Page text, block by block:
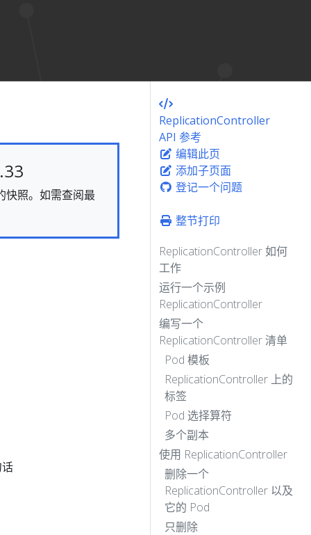
快照。如需查阅最
ReplicationController
API 参考
编辑此页
添加子页面
登记一个问题
整节打印
ReplicationController 如何
工作
运行一个示例
ReplicationController
编写一个
ReplicationController 清单
Pod 模板
ReplicationController 上的
标签
Pod 选择算符
多个副本
使用 ReplicationController
删除一个
ReplicationController 以及
它的 Pod
只删除